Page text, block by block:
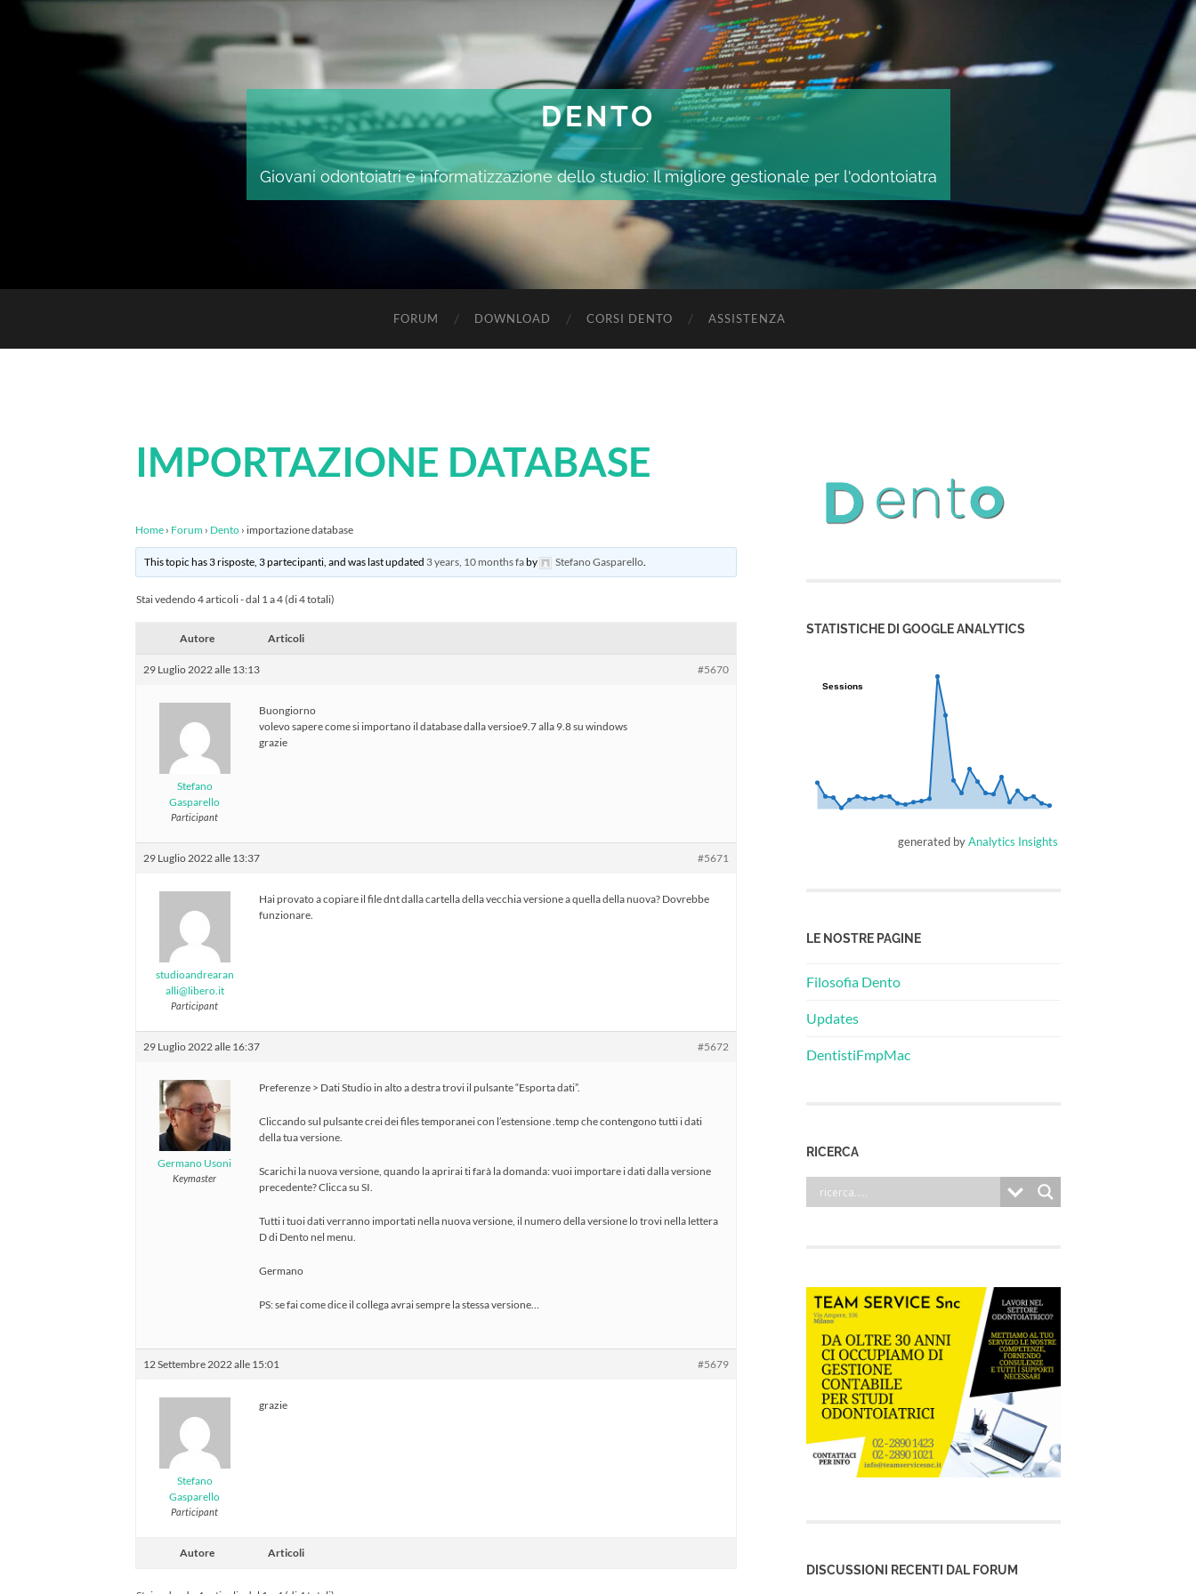
DENTO
Giovani odontoiatri e informatizzazione dello studio: Il migliore gestionale per l'odontoiatra
FORUM DOWNLOAD CORSI DENTO ASSISTENZA
IMPORTAZIONE DATABASE
Home › Forum › Dento › importazione database
This topic has 3 risposte, 3 partecipanti, and was last updated 3 years, 10 months faby Stefano Gasparello
Stai vedendo 4 articoli - dal 1 a 4 (di 4 totali)
Autore Articoli
29 Luglio 2022 alle 13:13 #5670
Stefano
Gasparello
Participant
Buongiorno
volevo sapere come si importano il database dalla versioe9.7 alla 9.8 su windows
grazie
29 Luglio 2022 alle 13:37 #5671
studioandrearan
alli@libero.it
Participant
Hai provato a copiare il file dnt dalla cartella della vecchia versione a quella della nuova? Dovrebbe
funzionare.
29 Luglio 2022 alle 16:37 #5672
Germano Usoni
Keymaster
Preferenze > Dati Studio in alto a destra trovi il pulsante “Esporta dati”.
Cliccando sul pulsante crei dei files temporanei con l’estensione .temp che contengono tutti i dati
della tua versione.
Scarichi la nuova versione, quando la aprirai ti farà la domanda: vuoi importare i dati dalla versione
precedente? Clicca su SI.
Tutti i tuoi dati verranno importati nella nuova versione, il numero della versione lo trovi nella lettera
D di Dento nel menu.
Germano
PS: se fai come dice il collega avrai sempre la stessa versione…
12 Settembre 2022 alle 15:01 #5679
Stefano
Gasparello
Participant
grazie
Autore Articoli
STATISTICHE DI GOOGLE ANALYTICS
Sessions
Sessions
generated byAnalytics Insights
LE NOSTRE PAGINE
Filosofia Dento
Updates
DentistiFmpMac
RICERCA
DISCUSSIONI RECENTI DAL FORUM